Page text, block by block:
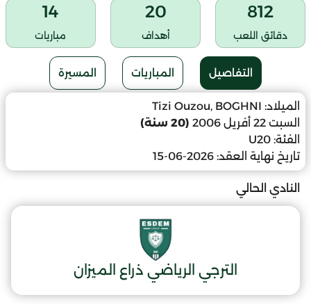
812
دقائق اللعب
20
أهداف
14
مباريات
التفاصيل المباريات المسيرة
الميلاد: Tizi Ouzou, BOGHNI
السبت 22 أفريل 2006
(20 سنة)
الفئة: U20
تاريخ نهاية العقد: 2026-06-15
النادي الحالي
الترجي الرياضي ذراع الميزان